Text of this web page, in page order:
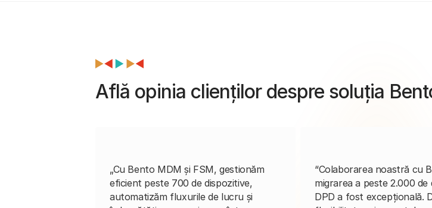
Află opinia clienților despre soluția
„Cu Bento MDM și FSM, gestionăm
eficient peste 700 de dispozitive,
automatizăm fluxurile de lucru și
“Colaborarea noastră cu
migrarea a peste 2.000 de
DPD a fost excepțională.